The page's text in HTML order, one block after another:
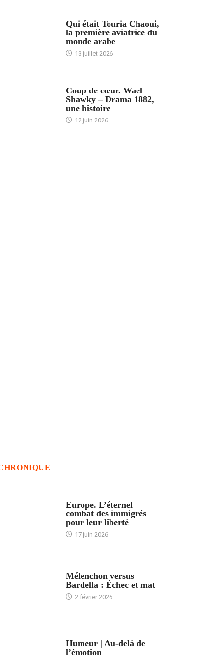
Qui était Touria Chaoui,
la première aviatrice du
monde arabe
13 juillet 2026
Coup de cœur. Wael
Shawky – Drama 1882,
une histoire
12 juin 2026
Europe. L’éternel
combat des immigrés
pour leur liberté
17 juin 2026
Mélenchon versus
Bardella : Échec et mat
2 février 2026
Humeur | Au-delà de
l’émotion